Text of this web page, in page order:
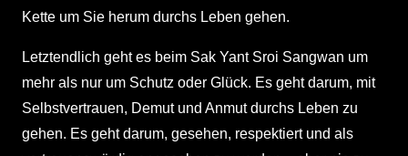
Kette um Sie herum durchs Leben gehen.
Letztendlich geht es beim Sak Yant Sroi Sangwan um
mehr als nur um Schutz oder Glück. Es geht darum, mit
Selbstvertrauen, Demut und Anmut durchs Leben zu
gehen. Es geht darum, gesehen, respektiert und als